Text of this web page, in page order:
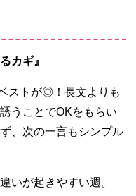
カギ』
ストが◎！長文よりも
うことでOKをもらい
、次の一言もシンプル
いが起きやすい週。